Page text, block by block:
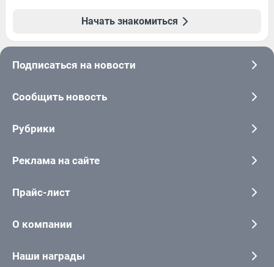
Начать знакомиться
Подписаться на новости
Сообщить новость
Рубрики
Реклама на сайте
Прайс-лист
О компании
Наши награды